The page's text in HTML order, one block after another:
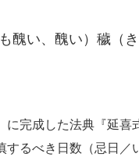
醜い、醜い）穢（
完成した法典『延喜
るべき日数（忌日／